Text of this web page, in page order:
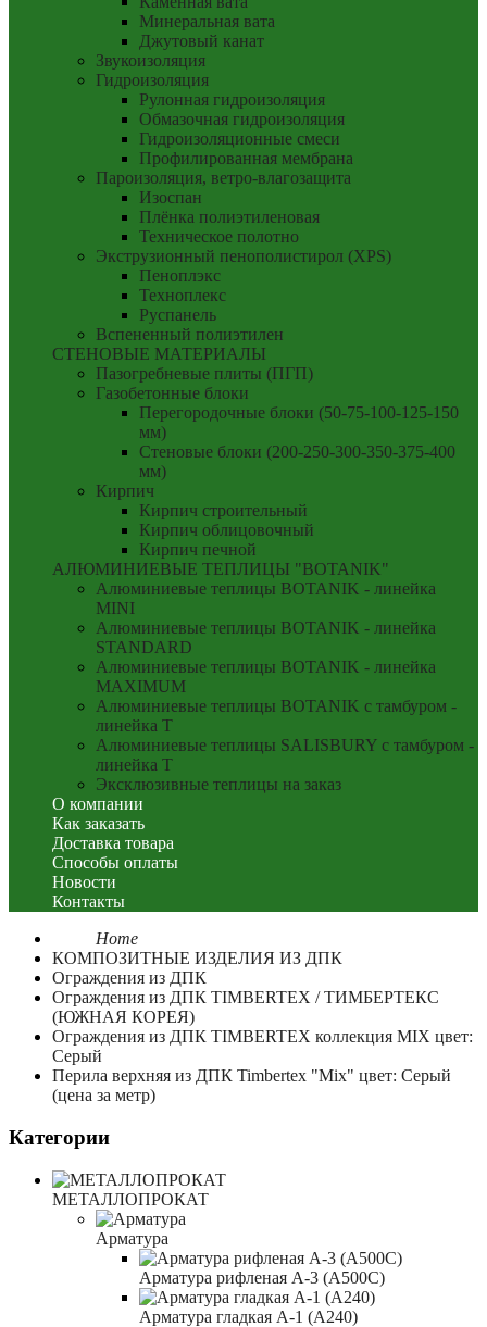
Минеральная вата
Джутовый канат
Звукоизоляция
Гидроизоляция
Рулонная гидроизоляция
Обмазочная гидроизоляция
Гидроизоляционные смеси
Профилированная мембрана
Пароизоляция, ветро-влагозащита
Изоспан
Плёнка полиэтиленовая
Техническое полотно
Экструзионный пенополистирол (XPS)
Пеноплэкс
Техноплекс
Руспанель
Вспененный полиэтилен
СТЕНОВЫЕ МАТЕРИАЛЫ
Пазогребневые плиты (ПГП)
Газобетонные блоки
Перегородочные блоки (50-75-100-125-150
мм)
Стеновые блоки (200-250-300-350-375-400
мм)
Кирпич
Кирпич строительный
Кирпич облицовочный
Кирпич печной
АЛЮМИНИЕВЫЕ ТЕПЛИЦЫ "BOTANIK"
Алюминиевые теплицы BOTANIK - линейка
MINI
Алюминиевые теплицы BOTANIK - линейка
STANDARD
Алюминиевые теплицы BOTANIK - линейка
MAXIMUM
Алюминиевые теплицы BOTANIK с тамбуром -
линейка T
Алюминиевые теплицы SALISBURY с тамбуром -
линейка T
Эксклюзивные теплицы на заказ
О компании
Как заказать
Доставка товара
Способы оплаты
Новости
Контакты
Home
КОМПОЗИТНЫЕ ИЗДЕЛИЯ ИЗ ДПК
Ограждения из ДПК
Ограждения из ДПК TIMBERTEX / ТИМБЕРТЕКС
(ЮЖНАЯ КОРЕЯ)
Ограждения из ДПК TIMBERTEX коллекция MIX цвет:
Серый
Перила верхняя из ДПК Timbertex "Mix" цвет: Серый
(цена за метр)
Категории
МЕТАЛЛОПРОКАТ
Арматура
Арматура рифленая А-3 (А500С)
Арматура гладкая А-1 (А240)